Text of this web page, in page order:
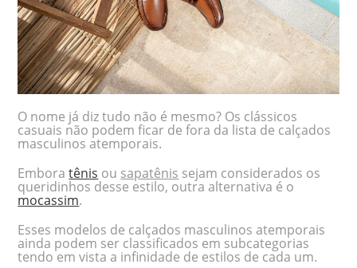
O nome já diz tudo não é mesmo? Os clássicos
casuais não podem ficar de fora da lista de calçados
masculinos atemporais.
Emboratênis ou sapatênis sejam considerados os
queridinhos desse estilo, outra alternativa é o
mocassim.
Esses modelos de calçados masculinos atemporais
ainda podem ser classificados em subcategorias
tendo em vista a infinidade de estilos de cada um.